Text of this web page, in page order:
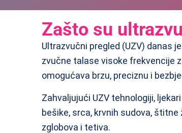
Zašto su
Ultrazvučni pregled (UZV) danas
zvučne talase visoke frekvencije
omogućava brzu, preciznu i
Zahvaljujući UZV tehnologiji,
bešike, srca, krvnih sudova,
zglobova i tetiva.